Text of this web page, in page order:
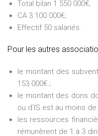
Total bilan 1 550 000€;
CA 3 100 000€;
Effectif 50 salariés.
Pour les autres
le montant des
153 000€ ;
le montant des dons
ou d’IS est au moins de
les ressources
rémunèrent de 1 à 3